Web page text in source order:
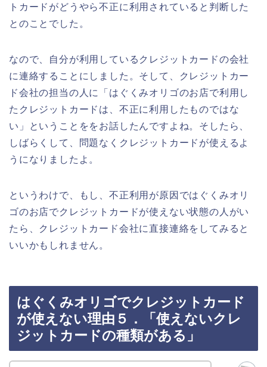
トカードがどうやら不正に利用されていると判断した
とのことでした。
なので、自分が利用しているクレジットカードの会社
に連絡することにしました。そして、クレジットカー
ド会社の担当の人に「はぐくみオリゴのお店で利用し
たクレジットカードは、不正に利用したものではな
い」ということををお話したんですよね。そしたら、
しばらくして、問題なくクレジットカードが使えるよ
うになりましたよ。
というわけで、もし、不正利用が原因ではぐくみオリ
ゴのお店でクレジットカードが使えない状態の人がい
たら、クレジットカード会社に直接連絡をしてみると
いいかもしれません。
はぐくみオリゴでクレジットカード
が使えない理由５．「使えないクレ
ジットカードの種類がある」